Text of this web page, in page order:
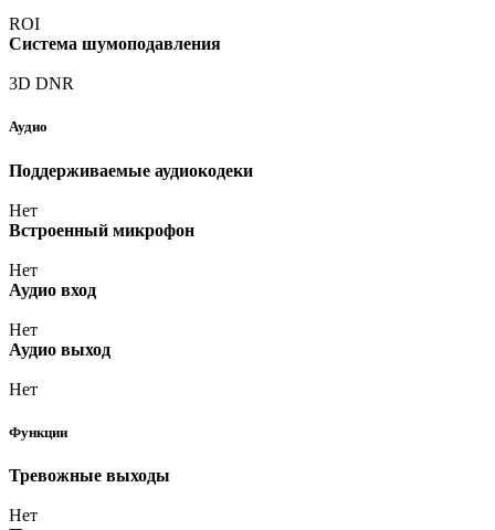
ROI
Система шумоподавления
3D DNR
Аудио
Поддерживаемые аудиокодеки
Нет
Встроенный микрофон
Нет
Аудио вход
Нет
Аудио выход
Нет
Функции
Тревожные выходы
Нет